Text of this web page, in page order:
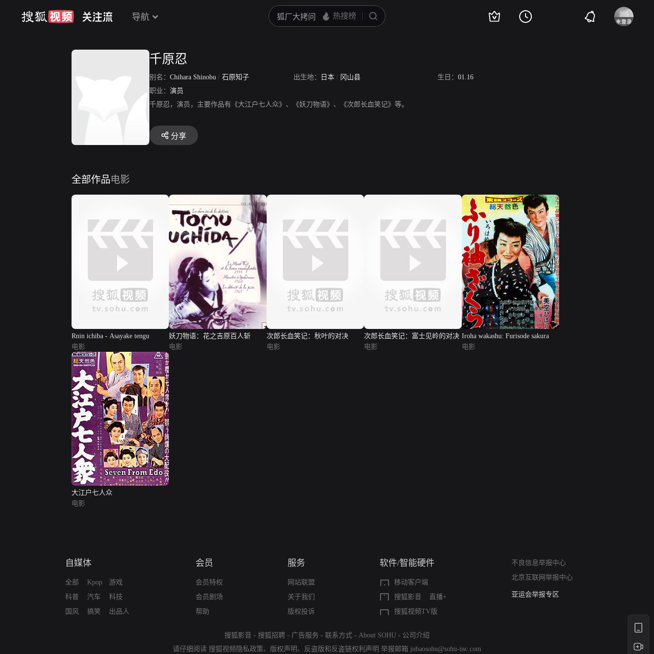
导航
千原忍
别名： Chihara Shinobu / 石原知子 出生地： 日本 / 冈山县 生日： 01.16
职业： 演员
千原忍，演员，主要作品有《大江户七人众》、《妖刀物语》、《次郎长血笑记》等。
分享
全部作品电影
Rnin ichiba - Asayake tengu
电影
妖刀物语：花之吉原百人斩
电影
次郎长血笑记：秋叶的对决
电影
次郎长血笑记：富士见岭的对决
电影
Iroha wakashu: Furisode sakura
电影
大江户七人众
电影
自媒体
全部
科普
国风
Kpop
汽车
搞笑
游戏
科技
出品人
会员
会员特权
会员剧场
帮助
服务
网站联盟
关于我们
版权投诉
软件/智能硬件
移动客户端
搜狐影音
直播+
搜狐视频TV版
不良信息举报中心
北京互联网举报中心
算法推荐专项举报
亚运会举报专区
搜狐影音 - 搜狐招聘 - 广告服务 - 联系方式 - About SOHU - 公司介绍
请仔细阅读 搜狐视频隐私政策、 版权声明 、 反盗版和反盗链权利声明 举报邮箱 jubaosohu@sohu-inc.com